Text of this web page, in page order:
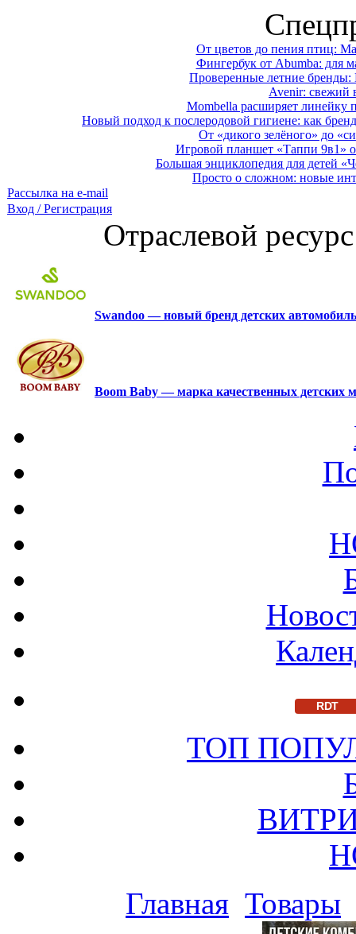
От цветов до пения птиц:
Фингербук от Abumba: для
Проверенные летние
Avenir: свежий
Mombella расширяет линейку
Новый подход к послеродовой гигиене: как
От «дикого зелёного» до
Игровой планшет «Таппи 9в1»
Большая энциклопедия для детей
Просто о сложном: новые
Рассылка на e-mail
Вход / Регистрация
Отраслевой
Swandoo — новый бренд детских
Boom Baby — марка качественных детских
RDT
ТОП
Главная Товары